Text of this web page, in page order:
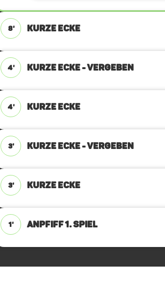
8' KURZE ECKE
4' KURZE ECKE - VERGEBEN
4' KURZE ECKE
3' KURZE ECKE - VERGEBEN
3' KURZE ECKE
1' ANPFIFF 1. Spiel